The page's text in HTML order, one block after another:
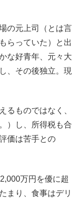
の元上司（とは言
らっていた）と出
な好青年、元々大
、その後独立。現
るものではなく、
）し、所得税も合
価は苦手との
万円を優に超
まり、食事はデリ